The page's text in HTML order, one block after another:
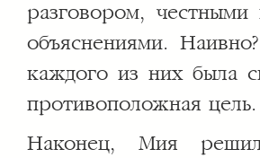
разговором, честными
объяснениями.
каждого из них была
противоположная цель.
Наконец, Мия